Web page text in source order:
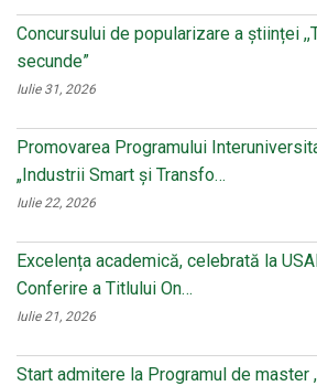
Concursului de popularizare a științei
secunde”
Iulie 31, 2026
Promovarea Programului
„Industrii Smart și Transfo…
Iulie 22, 2026
Excelența academică, celebrată la
Conferire a Titlului On…
Iulie 21, 2026
Start admitere la Programul de master